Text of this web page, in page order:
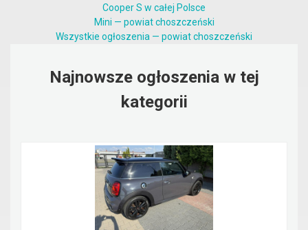
Cooper S w całej Polsce
Mini — powiat choszczeński
Wszystkie ogłoszenia — powiat choszczeński
Najnowsze ogłoszenia w tej
kategorii